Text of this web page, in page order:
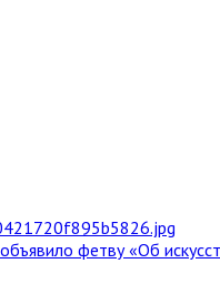
фетву «Об